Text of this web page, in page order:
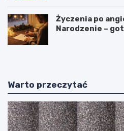
Życzenia po
Narodzenie –
Warto przeczytać